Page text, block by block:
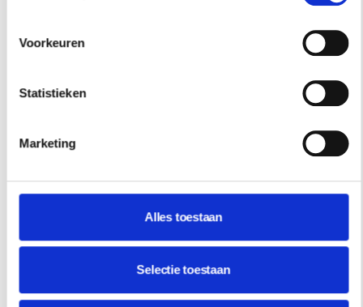
Voorkeuren
Statistieken
Marketing
Alles toestaan
Selectie toestaan